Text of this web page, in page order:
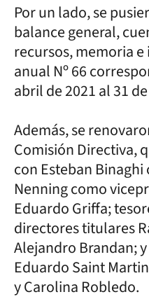
Por un lado, se
balance general,
recursos, memoria
anual Nº 66
abril de 2021 al 31
Además, se
Comisión Directiva,
con Esteban
Nenning como
Eduardo Griffa;
directores titulares
Alejandro Brandan;
Eduardo Saint
y Carolina Robledo.